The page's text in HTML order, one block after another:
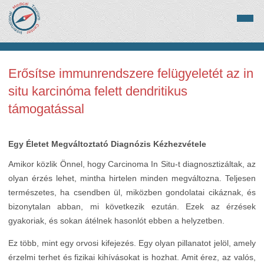
Erősítse immunrendszere felügyeletét az in
situ karcinóma felett dendritikus
támogatással
Egy Életet Megváltoztató Diagnózis Kézhezvétele
Amikor közlik Önnel, hogy Carcinoma In Situ-t diagnosztizáltak, az
olyan érzés lehet, mintha hirtelen minden megváltozna. Teljesen
természetes, ha csendben ül, miközben gondolatai cikáznak, és
bizonytalan abban, mi következik ezután. Ezek az érzések
gyakoriak, és sokan átélnek hasonlót ebben a helyzetben.
Ez több, mint egy orvosi kifejezés. Egy olyan pillanatot jelöl, amely
érzelmi terhet és fizikai kihívásokat is hozhat. Amit érez, az valós,